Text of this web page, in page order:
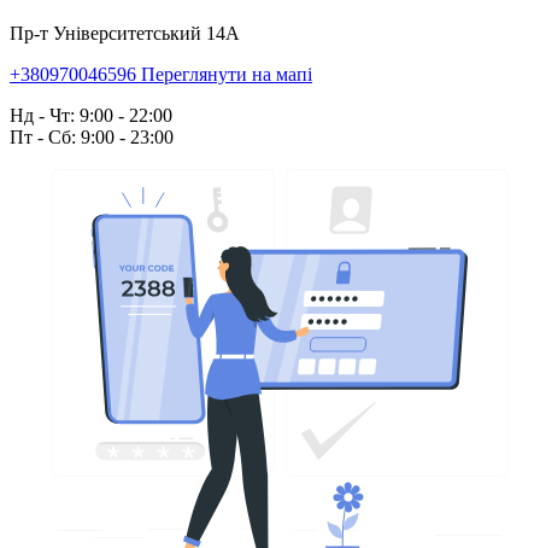
Пр-т Університетський 14А
+380970046596 Переглянути на мапі
Нд - Чт: 9:00 - 22:00
Пт - Сб: 9:00 - 23:00